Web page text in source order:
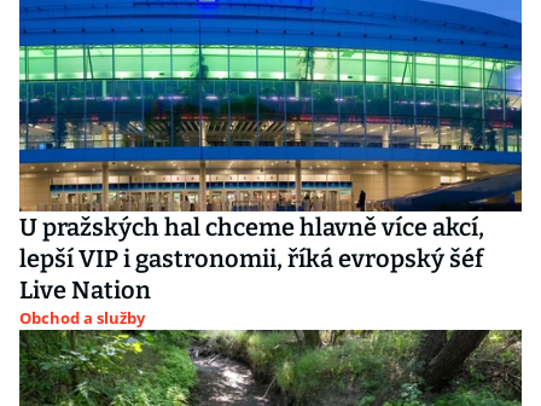
U pražských hal chceme hlavně více akcí,
lepší VIP i gastronomii, říká evropský šéf
Live Nation
Obchod a služby